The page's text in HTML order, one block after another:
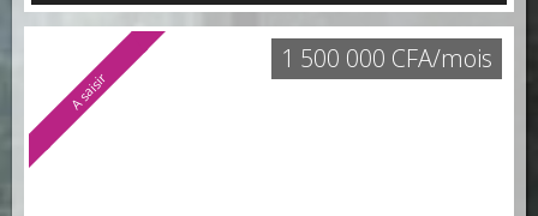
A saisir
1 500 000 CFA/mois